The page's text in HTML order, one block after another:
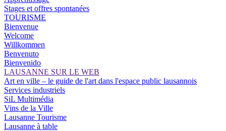
Stages et offres spontanées
TOURISME
Bienvenue
Welcome
Willkommen
Benvenuto
Bienvenido
LAUSANNE SUR LE WEB
Art en ville – le guide de l'art dans l'espace public lausannois
Services industriels
SiL Multimédia
Vins de la Ville
Lausanne Tourisme
Lausanne à table